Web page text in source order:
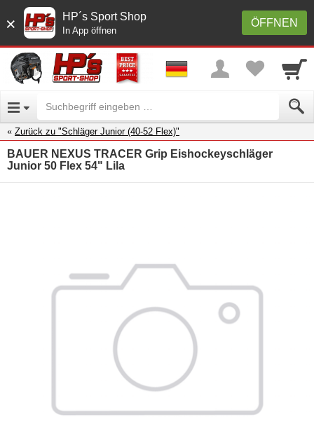
× ÖFFNEN
HP´s Sport Shop
In App öffnen
Zurück zu "Schläger Junior (40-52 Flex)"
BAUER NEXUS TRACER Grip Eishockeyschläger
Junior 50 Flex 54" Lila